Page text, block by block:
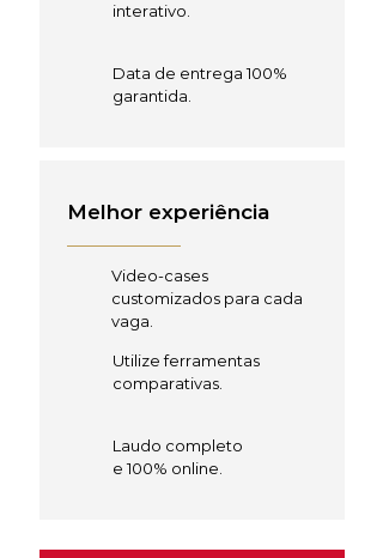
interativo.
Data de entrega 100%
garantida.
Melhor experiência
Video-cases
customizados para cada
vaga.
Utilize ferramentas
comparativas.
Laudo completo
e 100% online.